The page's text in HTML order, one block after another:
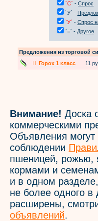
`С` - Спрос
`У` -
`У` - Спрос
`=` - Другое
Предложения из торговой
П Горох 1 класс 11
Внимание! Доска
коммерческими
Объявления могут
соблюдении
пшеницей, рожью,
кормами и
и в одном
не более одного
расширены,
объявлений.